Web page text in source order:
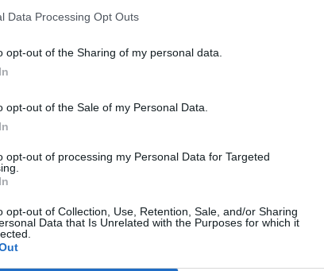
Data Processing Opt Outs
opt-out of the Sharing of my personal data.
opt-out of the Sale of my Personal Data.
opt-out of processing my Personal Data for Targeted
opt-out of Collection, Use, Retention, Sale, and/or Sharing
Data that Is Unrelated with the Purposes for which it
από τα νεανικά μας χρόνια.
προϊόν
γάλακτος με καλλιέργεια
(ένα φυσικό σάκχαρο του
Αυτό προκαλεί τηνπήξητων
τη χαρακτηριστική